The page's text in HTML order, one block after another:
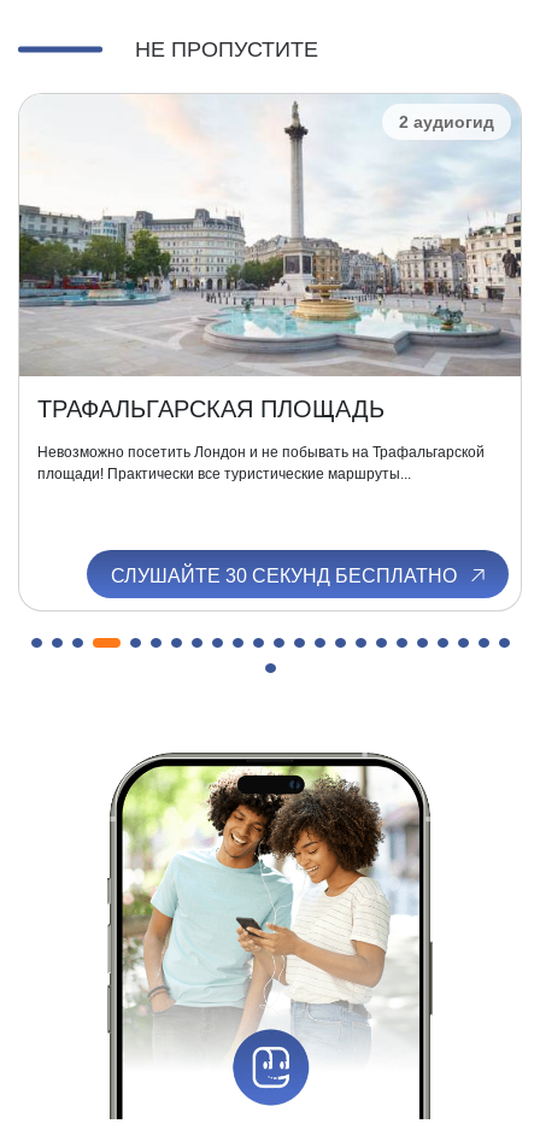
НЕ ПРОПУСТИТЕ
2 аудиогид
ТРАФАЛЬГАРСКАЯ ПЛОЩАДЬ
Невозможно посетить Лондон и не побывать на Трафальгарской
площади! Практически все туристические маршруты...
СЛУШАЙТЕ 30 СЕКУНД БЕСПЛАТНО